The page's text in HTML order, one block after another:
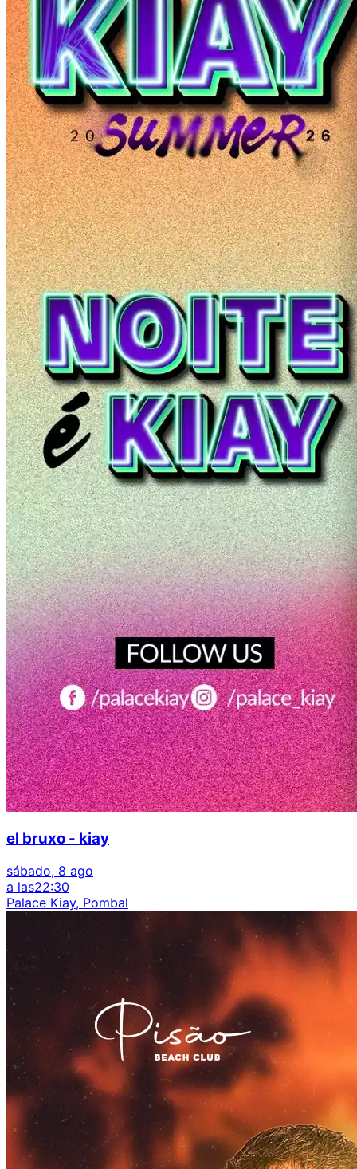
el bruxo - kiay
sábado, 8 ago
a las22:30
Palace Kiay, Pombal